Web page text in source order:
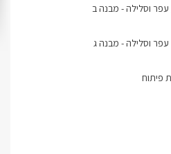
עפר וסלילה - מבנה ב
וסלילה - מבנה ג
פיתוח